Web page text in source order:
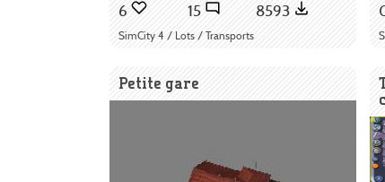
6 15 8593
SimCity 4 / Lots / Transports
Petite gare